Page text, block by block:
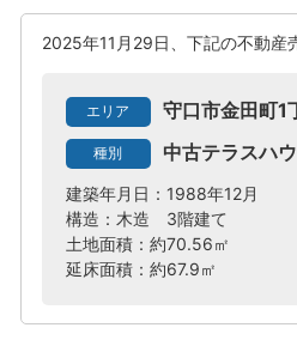
2025年11月29日、下記の不動産
エリア 守口市金田町
種別 中古テラスハ
建築年月日：1988年12月
構造：木造 3階建て
土地面積：約70.56㎡
延床面積：約67.9㎡